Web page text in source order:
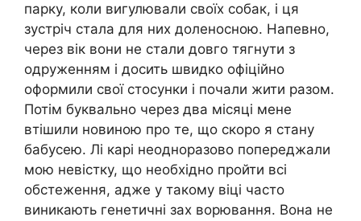
парку, коли вигулювали своїх собак, і ця
зустріч стала для них доленосною. Напевно,
через вік вони не стали довго тягнути з
одруженням і досить швидко офіційно
оформили свої стосунки і почали жити разом.
Потім буквально через два місяці мене
втішили новиною про те, що скоро я стану
бабусею. Лі карі неодноразово попереджали
мою невістку, що необхідно пройти всі
обстеження, адже у такому віці часто
виникають генетичні зах ворювання. Вона не